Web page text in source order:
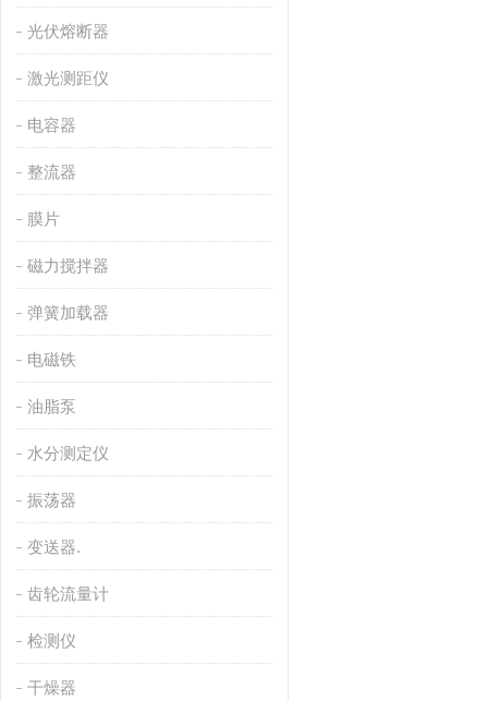
光伏熔断器
激光测距仪
电容器
整流器
膜片
磁力搅拌器
弹簧加载器
电磁铁
油脂泵
水分测定仪
振荡器
变送器.
齿轮流量计
检测仪
干燥器